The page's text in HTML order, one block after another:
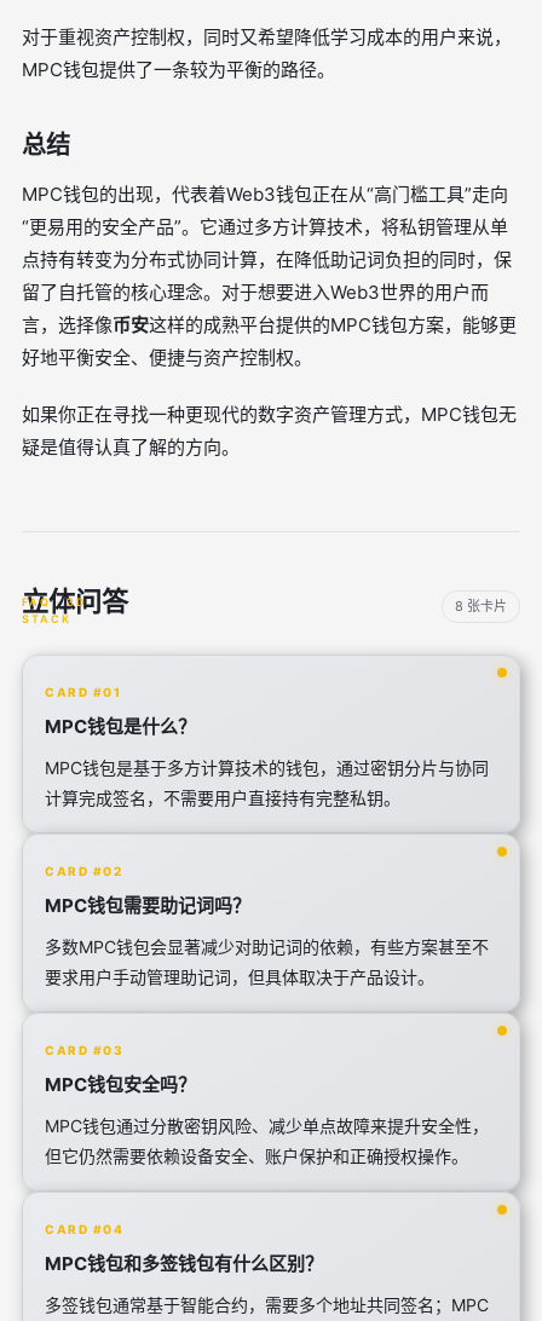
对于重视资产控制权，同时又希望降低学习成本的用户来说，
MPC钱包提供了一条较为平衡的路径。
总结
MPC钱包的出现，代表着Web3钱包正在从“高门槛工具”走向
“更易用的安全产品”。它通过多方计算技术，将私钥管理从单
点持有转变为分布式协同计算，在降低助记词负担的同时，保
留了自托管的核心理念。对于想要进入Web3世界的用户而
言，选择像币安这样的成熟平台提供的MPC钱包方案，能够更
好地平衡安全、便捷与资产控制权。
如果你正在寻找一种更现代的数字资产管理方式，MPC钱包无
疑是值得认真了解的方向。
立体问答 8 张卡片
CARD #01
MPC钱包是什么？
MPC钱包是基于多方计算技术的钱包，通过密钥分片与协同
计算完成签名，不需要用户直接持有完整私钥。
CARD #02
MPC钱包需要助记词吗？
多数MPC钱包会显著减少对助记词的依赖，有些方案甚至不
要求用户手动管理助记词，但具体取决于产品设计。
CARD #03
MPC钱包安全吗？
MPC钱包通过分散密钥风险、减少单点故障来提升安全性，
但它仍然需要依赖设备安全、账户保护和正确授权操作。
CARD #04
MPC钱包和多签钱包有什么区别？
多签钱包通常基于智能合约，需要多个地址共同签名；MPC